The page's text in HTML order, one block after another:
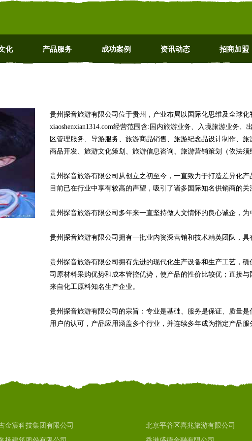
化 产品服务 成功案例 资讯动态 招商加盟
贵州探音旅游有限公司位于贵州，产业布局以国际化思维及全球
xiaoshenxian1314.com经营范围含:国内旅游业务、入境旅游业务
区管理服务、导游服务、旅游商品销售、旅游纪念品设计制作、
商品开发、旅游文化策划、旅游信息咨询、旅游营销策划（依法
贵州探音旅游有限公司从创立之初至今，一直致力于打造差异化
目前已在行业中享有较高的声望，吸引了诸多国际知名供销商的关
贵州探音旅游有限公司多年来一直坚持做人文情怀的良心诚企，为
贵州探音旅游有限公司拥有一批业内资深营销和技术精英团队，具
贵州探音旅游有限公司拥有先进的现代化生产设备和生产工艺，
司原材料采购优势和成本管控优势，使产品的性价比较优；直接
来自化工原料知名生产企业。
贵州探音旅游有限公司的宗旨：专业是基础、服务是保证、质量
用户的认可，产品应用涵盖多个行业，并连续多年成为指定产品服
金宸科技集团有限公司 北京平谷区喜兆旅游有限公司